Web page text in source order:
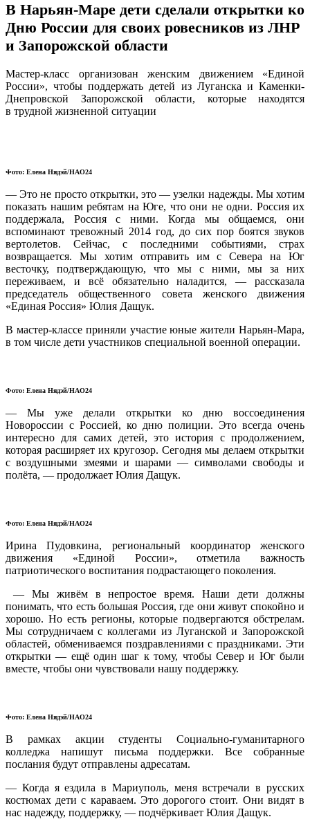
В Нарьян-Маре дети сделали открытки ко
Дню России для своих ровесников из ЛНР
и Запорожской области
Мастер-класс организован женским движением «Единой
России», чтобы поддержать детей из Луганска и Каменки-
Днепровской Запорожской области, которые находятся
в трудной жизненной ситуации
Фото: Елена Нядэй/НАО24
— Это не просто открытки, это — узелки надежды. Мы хотим
показать нашим ребятам на Юге, что они не одни. Россия их
поддержала, Россия с ними. Когда мы общаемся, они
вспоминают тревожный 2014 год, до сих пор боятся звуков
вертолетов. Сейчас, с последними событиями, страх
возвращается. Мы хотим отправить им с Севера на Юг
весточку, подтверждающую, что мы с ними, мы за них
переживаем, и всё обязательно наладится, — рассказала
председатель общественного совета женского движения
«Единая Россия» Юлия Дащук.
В мастер-классе приняли участие юные жители Нарьян-Мара,
в том числе дети участников специальной военной операции.
Фото: Елена Нядэй/НАО24
— Мы уже делали открытки ко дню воссоединения
Новороссии с Россией, ко дню полиции. Это всегда очень
интересно для самих детей, это история с продолжением,
которая расширяет их кругозор. Сегодня мы делаем открытки
с воздушными змеями и шарами — символами свободы и
полёта, — продолжает Юлия Дащук.
Фото: Елена Нядэй/НАО24
Ирина Пудовкина, региональный координатор женского
движения «Единой России», отметила важность
патриотического воспитания подрастающего поколения.
— Мы живём в непростое время. Наши дети должны
понимать, что есть большая Россия, где они живут спокойно и
хорошо. Но есть регионы, которые подвергаются обстрелам.
Мы сотрудничаем с коллегами из Луганской и Запорожской
областей, обмениваемся поздравлениями с праздниками. Эти
открытки — ещё один шаг к тому, чтобы Север и Юг были
вместе, чтобы они чувствовали нашу поддержку.
Фото: Елена Нядэй/НАО24
В рамках акции студенты Социально-гуманитарного
колледжа напишут письма поддержки. Все собранные
послания будут отправлены адресатам.
— Когда я ездила в Мариуполь, меня встречали в русских
костюмах дети с караваем. Это дорогого стоит. Они видят в
нас надежду, поддержку, — подчёркивает Юлия Дащук.